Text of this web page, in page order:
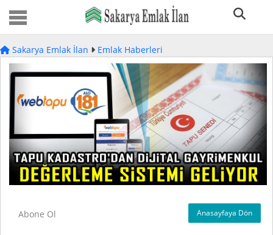
Sakarya Emlak İlan Emlak Haberleri
Abone Ol Anasayfaya Dön